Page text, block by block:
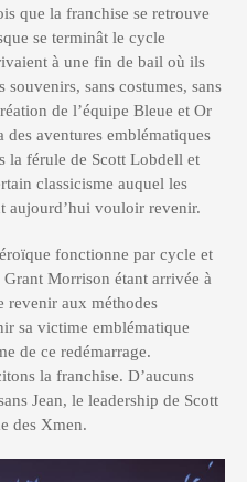
que la franchise se retrouve
se terminât le cycle
à une fin de bail où ils
sans costumes, sans
de l’équipe Bleue et Or
des aventures emblématiques
la férule de Scott Lobdell et
classicisme auquel les
aujourd’hui vouloir revenir.
fonctionne par cycle et
Morrison étant arrivée à
revenir aux méthodes
sa victime emblématique
de ce redémarrage.
la franchise. D’aucuns
Jean, le leadership de Scott
des Xmen.